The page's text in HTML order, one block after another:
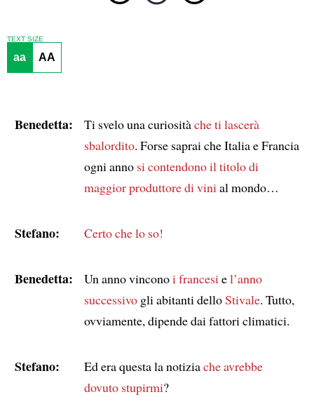
TEXT SIZE
aa AA
Benedetta: Ti svelo una curiositàche ti lascerà
sbalordito. Forse saprai che Italia e Francia
ogni anno si contendono il titolo di
maggior produttore di vini al mondo…
Stefano: Certo che lo so!
Benedetta: Un anno vinconoi francesi el’anno
successivogli abitanti delloStivale. Tutto,
ovviamente, dipende dai fattori climatici.
Stefano: Ed era questa la notiziache avrebbe
dovuto stupirmi?